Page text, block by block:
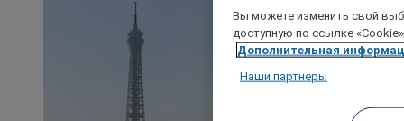
Вы можете изменить свой
доступную по ссылке
Дополнительная
Наши партнеры